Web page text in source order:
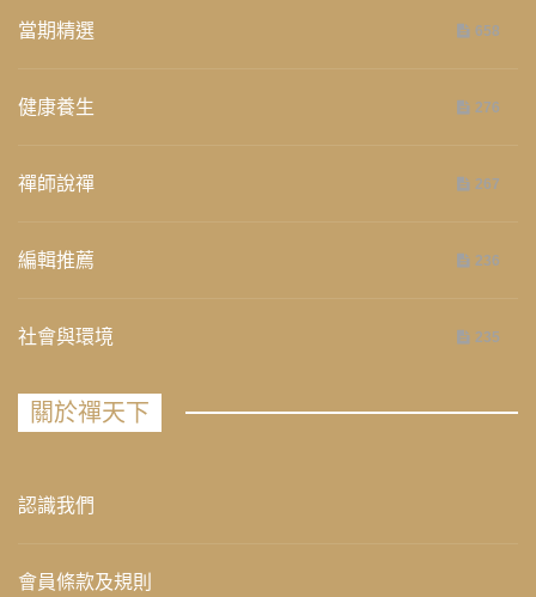
當期精選 658
健康養生 276
禪師說禪 267
編輯推薦 236
社會與環境 235
關於禪天下
認識我們
會員條款及規則